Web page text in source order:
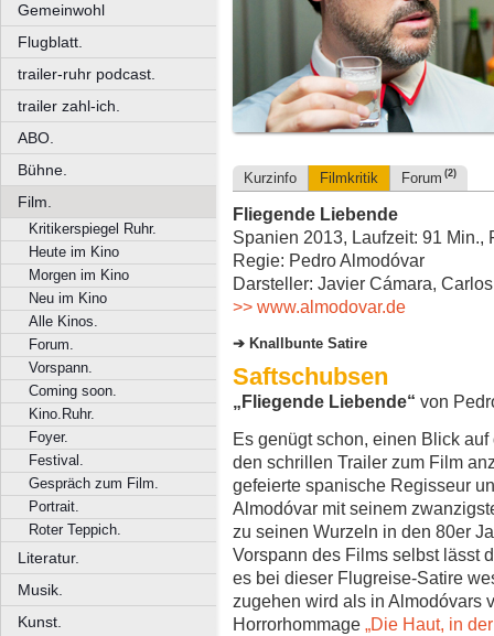
Gemeinwohl
Flugblatt.
trailer-ruhr podcast.
trailer zahl-ich.
ABO.
Bühne.
Film.
Kritikerspiegel Ruhr.
Heute im Kino
Morgen im Kino
Neu im Kino
Alle Kinos.
Forum.
Vorspann.
Coming soon.
Kino.Ruhr.
Foyer.
Festival.
Gespräch zum Film.
Portrait.
Roter Teppich.
Literatur.
Musik.
Kunst.
Kurzinfo Filmkritik Forum (2)
Fliegende Liebende
Spanien 2013, Laufzeit: 91 Min.,
Regie: Pedro Almodóvar
Darsteller: Javier Cámara,
>> www.almodovar.de
Knallbunte Satire
Saftschubsen
„Fliegende Liebende“ von
Es genügt schon, einen Blick
den schrillen Trailer zum Film
gefeierte spanische Regisseur
Almodóvar mit seinem
zu seinen Wurzeln in den 80er
Vorspann des Films selbst lässt
es bei dieser Flugreise-Satire
zugehen wird als in Almodóvars
Horrorhommage „Die Haut, in